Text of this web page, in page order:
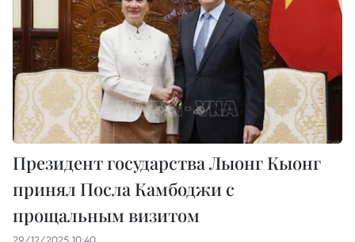
Президент государства Лыонг Кыонг
принял Посла Камбоджи с
прощальным визитом